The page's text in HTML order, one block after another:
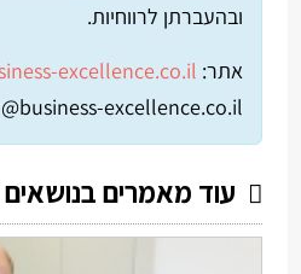
ובהעברתן לרווחיות.
אתר: excellence.co.il
excellence.co.il
עוד מאמרים בנושאים